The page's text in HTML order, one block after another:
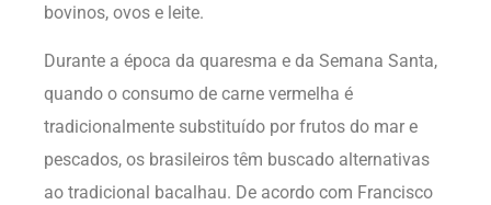
bovinos, ovos e leite.
Durante a época da quaresma e da Semana Santa,
quando o consumo de carne vermelha é
tradicionalmente substituído por frutos do mar e
pescados, os brasileiros têm buscado alternativas
ao tradicional bacalhau. De acordo com Francisco